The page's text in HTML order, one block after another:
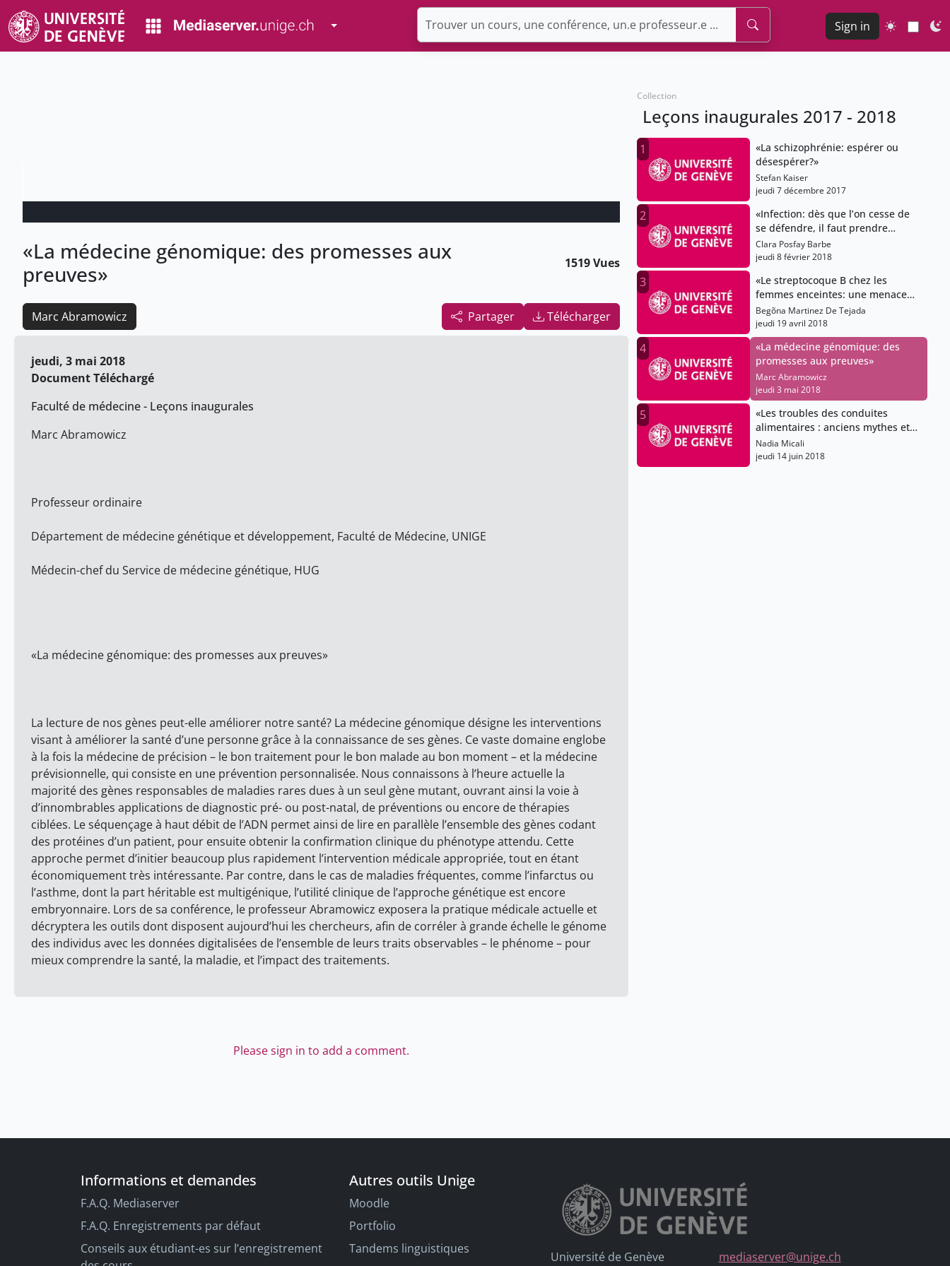
Toggle Dropdown Sign in
«La médecine génomique: des promesses aux
preuves»
1519 Vues
Partager Télécharger
Marc Abramowicz
jeudi, 3 mai 2018
Document Téléchargé
Faculté de médecine - Leçons inaugurales
Marc Abramowicz
Professeur ordinaire
Département de médecine génétique et développement, Faculté de Médecine, UNIGE
Médecin-chef du Service de médecine génétique, HUG
«La médecine génomique: des promesses aux preuves»
La lecture de nos gènes peut-elle améliorer notre santé? La médecine génomique désigne les interventions
visant à améliorer la santé d’une personne grâce à la connaissance de ses gènes. Ce vaste domaine englobe
à la fois la médecine de précision – le bon traitement pour le bon malade au bon moment – et la médecine
prévisionnelle, qui consiste en une prévention personnalisée. Nous connaissons à l’heure actuelle la
majorité des gènes responsables de maladies rares dues à un seul gène mutant, ouvrant ainsi la voie à
d’innombrables applications de diagnostic pré- ou post-natal, de préventions ou encore de thérapies
ciblées. Le séquençage à haut débit de l’ADN permet ainsi de lire en parallèle l’ensemble des gènes codant
des protéines d’un patient, pour ensuite obtenir la confirmation clinique du phénotype attendu. Cette
approche permet d’initier beaucoup plus rapidement l’intervention médicale appropriée, tout en étant
économiquement très intéressante. Par contre, dans le cas de maladies fréquentes, comme l’infarctus ou
l’asthme, dont la part héritable est multigénique, l’utilité clinique de l’approche génétique est encore
embryonnaire. Lors de sa conférence, le professeur Abramowicz exposera la pratique médicale actuelle et
décryptera les outils dont disposent aujourd’hui les chercheurs, afin de corréler à grande échelle le génome
des individus avec les données digitalisées de l’ensemble de leurs traits observables – le phénome – pour
mieux comprendre la santé, la maladie, et l’impact des traitements.
Please sign in to add a comment.
Collection
Leçons inaugurales 2017 - 2018
1
«La schizophrénie: espérer ou
désespérer?»
Stefan Kaiser
jeudi 7 décembre 2017
2
«Infection: dès que l’on cesse de
se défendre, il faut prendre
l’offensive»
Clara Posfay Barbe
jeudi 8 février 2018
3
«Le streptocoque B chez les
femmes enceintes: une menace
sous contrôle?»
Begõna Martinez De Tejada
jeudi 19 avril 2018
4
«La médecine génomique: des
promesses aux preuves»
Marc Abramowicz
jeudi 3 mai 2018
5
«Les troubles des conduites
alimentaires : anciens mythes et
nouvelles réponses»
Nadia Micali
jeudi 14 juin 2018
Informations et demandes
F.A.Q. Mediaserver
F.A.Q. Enregistrements par défaut
Conseils aux étudiant-es sur l’enregistrement
Autres outils Unige
Moodle
Portfolio
Tandems linguistiques
Université de Genève mediaserver@unige.ch